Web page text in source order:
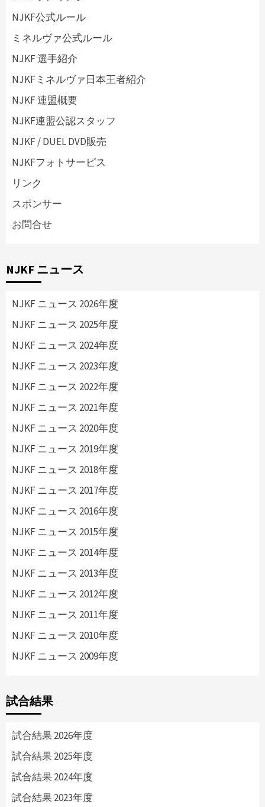
NJKF公式ルール
ミネルヴァ公式ルール
NJKF 選手紹介
NJKFミネルヴァ日本王者紹介
NJKF 連盟概要
NJKF連盟公認スタッフ
NJKF / DUEL DVD販売
NJKFフォトサービス
リンク
スポンサー
お問合せ
NJKF ニュース
NJKF ニュース 2026年度
NJKF ニュース 2025年度
NJKF ニュース 2024年度
NJKF ニュース 2023年度
NJKF ニュース 2022年度
NJKF ニュース 2021年度
NJKF ニュース 2020年度
NJKF ニュース 2019年度
NJKF ニュース 2018年度
NJKF ニュース 2017年度
NJKF ニュース 2016年度
NJKF ニュース 2015年度
NJKF ニュース 2014年度
NJKF ニュース 2013年度
NJKF ニュース 2012年度
NJKF ニュース 2011年度
NJKF ニュース 2010年度
NJKF ニュース 2009年度
試合結果
試合結果 2026年度
試合結果 2025年度
試合結果 2024年度
試合結果 2023年度